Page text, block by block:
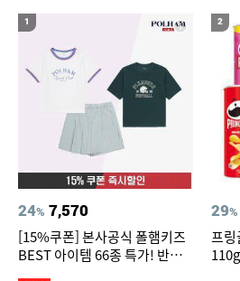
위닉스 공기청정기 타워 XQ600 필터
17 도미솔포기김치8kg 팔찌
차량용스프레이페인트 얇
1
24% 7,570
[15%쿠폰] 본사공식 폴햄키즈
BEST 아이템 66종 특가! 반팔
2
29%
프링